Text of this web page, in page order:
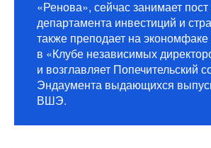
«Ренова», сейчас занимает
департамента инвестиций и
также преподает на
в «Клубе независимых
и возглавляет Попечительский
Эндаумента выдающихся
ВШЭ.